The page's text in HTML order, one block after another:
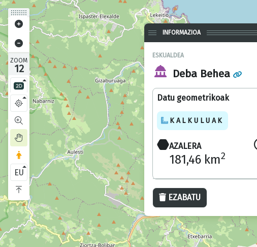
ZOOM
12
EU
INFORMAZIOA
ESKUALDEA
Deba Behea
Datu geometrikoak
KALKULUAK
AZALERA
181,46 km2
EZABATU